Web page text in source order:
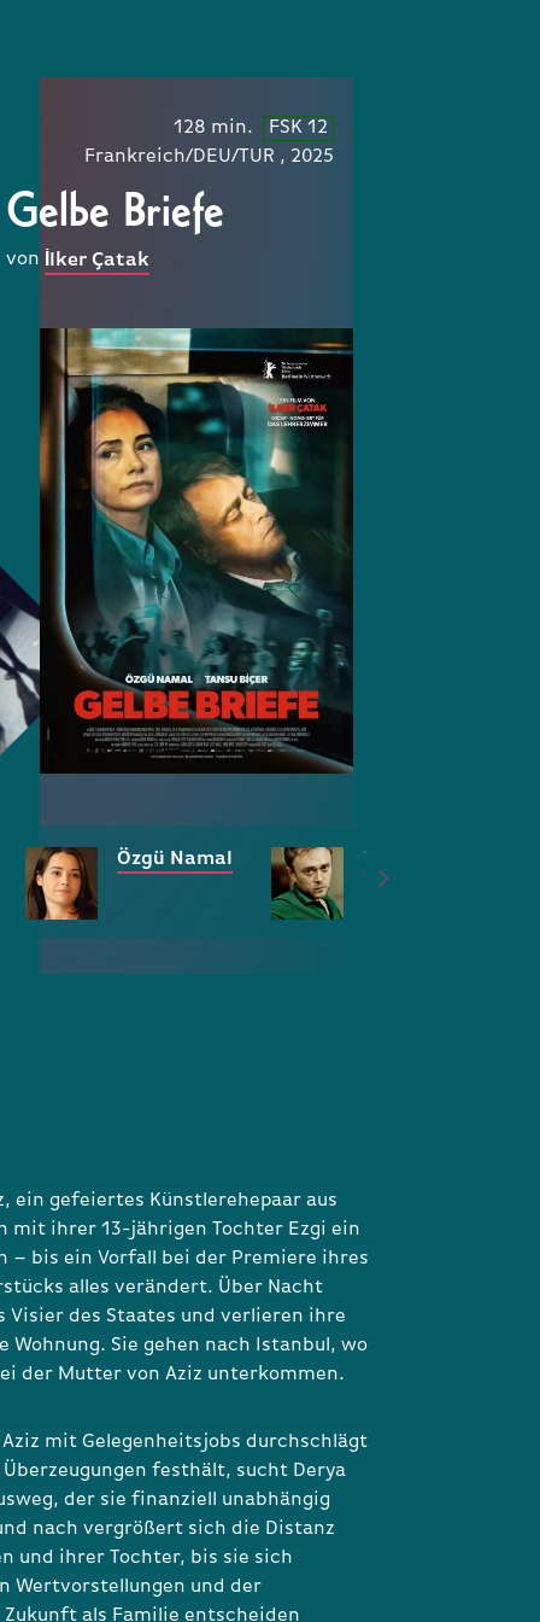
128 min.
FSK 12
Frankreich/DEU/TUR , 2025
Gelbe Briefe
von İlker Çatak
Özgü Namal Tansu Biçer
ein gefeiertes Künstlerehepaar aus
mit ihrer 13-jährigen Tochter Ezgi ein
– bis ein Vorfall bei der Premiere ihres
alles verändert. Über Nacht
Visier des Staates und verlieren ihre
Wohnung. Sie gehen nach Istanbul, wo
der Mutter von Aziz unterkommen.
mit Gelegenheitsjobs durchschlägt
festhält, sucht Derya
der sie finanziell unabhängig
nach vergrößert sich die Distanz
und ihrer Tochter, bis sie sich
Wertvorstellungen und der
Zukunft als Familie entscheiden